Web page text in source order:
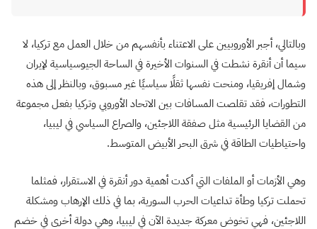
وبالتالي، أجبر الأوروبيين على الاعتناء بأنفسهم من خلال العمل مع تركيا، لا
سيما أن أنقرة نشطت في السنوات الأخيرة في الساحة الجيوسياسية لإيران
وشمال إفريقيا، ومنحت نفسها ثقلًا سياسيًا غير مسبوق، وبالنظر إلى هذه
التطورات، فقد تقلصت المسافات بين الاتحاد الأوروبي وتركيا بفعل مجموعة
من القضايا الرئيسية مثل صفقة اللاجئين، والصراع السياسي في ليبيا،
واحتياطيات الطاقة في شرق البحر الأبيض المتوسط.
وهي الأزمات أو الملفات التي أكدت أهمية دور أنقرة في الاستقرار، فمثلما
تحملت تركيا وطأة تداعيات الحرب السورية، بما في ذلك الإرهاب ومشكلة
اللاجئين، فهي تخوض معركة جديدة الآن في ليبيا، وهي دولة أخرى في خضم